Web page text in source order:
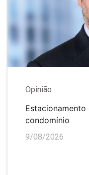
Opinião
condomínio
9/08/2026